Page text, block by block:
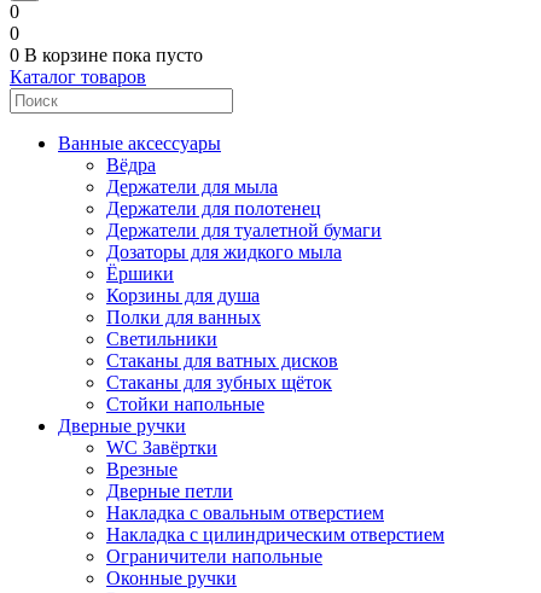
0
0
0 В корзине пока пусто
Каталог товаров
Ванные аксессуары
Вёдра
Держатели для мыла
Держатели для полотенец
Держатели для туалетной бумаги
Дозаторы для жидкого мыла
Ёршики
Корзины для душа
Полки для ванных
Светильники
Стаканы для ватных дисков
Стаканы для зубных щёток
Стойки напольные
Дверные ручки
WC Завёртки
Врезные
Дверные петли
Накладка с овальным отверстием
Накладка с цилиндрическим отверстием
Ограничители напольные
Оконные ручки